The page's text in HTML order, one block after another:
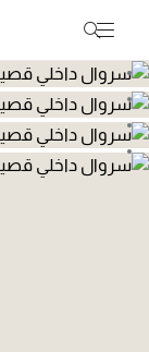
انتقال إلى الصورة 1
انتقال إلى الصورة 2
انتقال إلى الصورة 3
انتقال إلى الصورة 4
انتقال إلى الصورة 5